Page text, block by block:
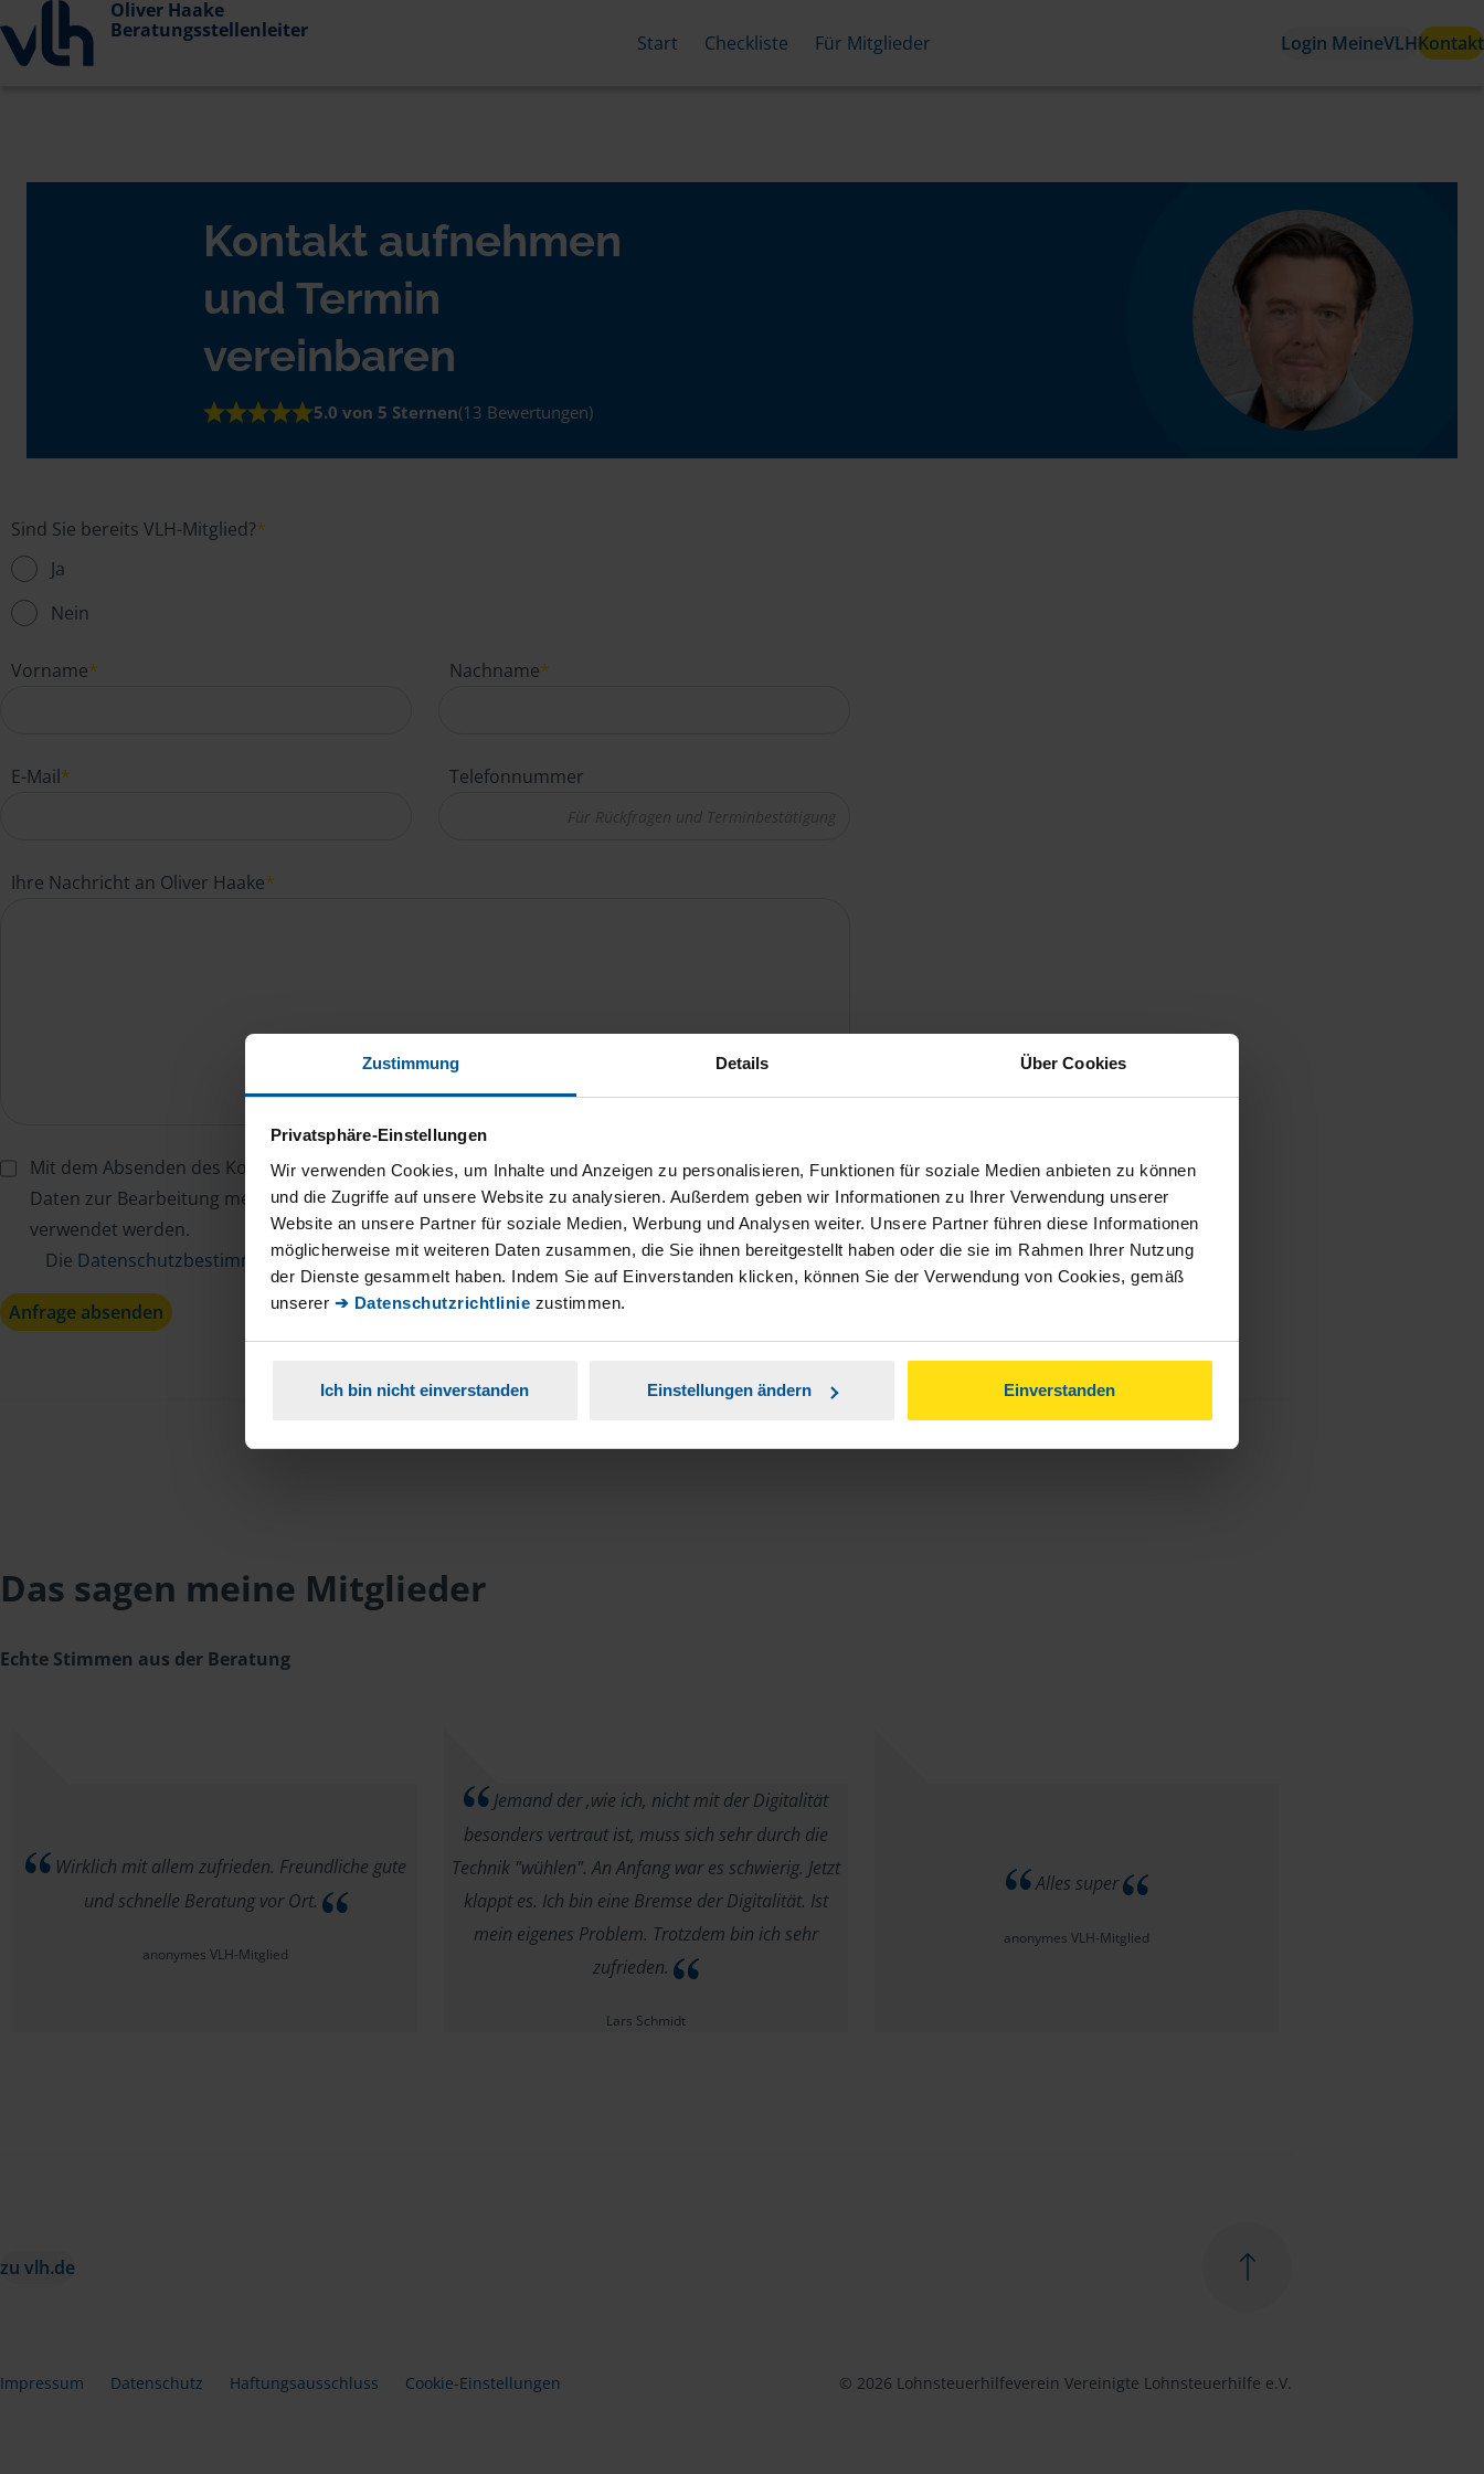
Zustimmung Details Über Cookies
Privatsphäre-Einstellungen
Wir verwenden Cookies, um Inhalte und Anzeigen zu personalisieren, Funktionen für soziale Medien anbieten zu können
und die Zugriffe auf unsere Website zu analysieren. Außerdem geben wir Informationen zu Ihrer Verwendung unserer
Website an unsere Partner für soziale Medien, Werbung und Analysen weiter. Unsere Partner führen diese Informationen
möglicherweise mit weiteren Daten zusammen, die Sie ihnen bereitgestellt haben oder die sie im Rahmen Ihrer Nutzung
der Dienste gesammelt haben. Indem Sie auf Einverstanden klicken, können Sie der Verwendung von Cookies, gemäß
unserer ➔ Datenschutzrichtlinie zustimmen.
Ich bin nicht einverstanden Einstellungen ändern Einverstanden
Oliver Haake
Beratungsstellenleiter
Start Checkliste Für Mitglieder Login MeineVLHKontakt
Kontakt aufnehmen
und Termin
vereinbaren
5.0 von 5 Sternen(13 Bewertungen)
Sind Sie bereits VLH-Mitglied?*
Ja
Nein
Vorname* Nachname*
E-Mail* Telefonnummer
Ihre Nachricht an Oliver Haake*
Mit dem Absenden des Kontaktformulars erkläre ich mich damit einverstanden, dass meine
Daten zur Bearbeitung meines Anliegens sowie zur internen Analyse der Zugriffsquelle
verwendet werden.
Die Datenschutzbestimmungenhabe ich zur Kenntnis genommen.*
Anfrage absenden
Das sagen meine Mitglieder
Echte Stimmen aus der Beratung
Wirklich mit allem zufrieden. Freundliche gute
und schnelle Beratung vor Ort.
anonymes VLH-Mitglied
Jemand der ,wie ich, nicht mit der Digitalität
besonders vertraut ist, muss sich sehr durch die
Technik "wühlen". An Anfang war es schwierig. Jetzt
klappt es. Ich bin eine Bremse der Digitalität. Ist
mein eigenes Problem. Trotzdem bin ich sehr
zufrieden.
Lars Schmidt
Alles super
anonymes VLH-Mitglied
zu vlh.de
Impressum Datenschutz Haftungsausschluss Cookie-Einstellungen © 2026 Lohnsteuerhilfeverein Vereinigte Lohnsteuerhilfe e.V.